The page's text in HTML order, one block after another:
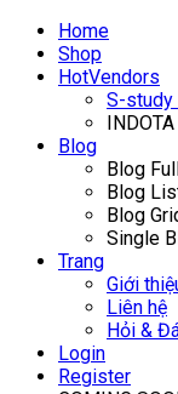
Home
Shop
HotVendors
S-study
INDOTA
Blog
Blog
Blog
Blog
Single
Trang
Giới
Liên hệ
Hỏi &
Login
Register